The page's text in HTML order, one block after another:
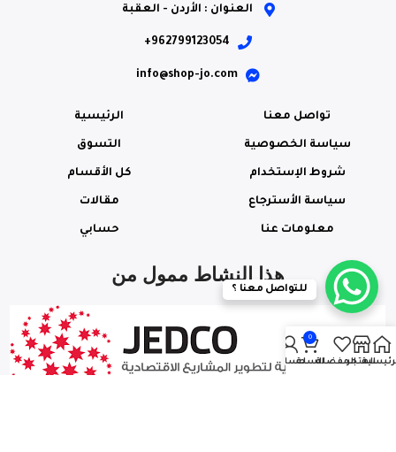
العنوان : الأردن - العقبة
962799123054+
info@shop-jo.com
تواصل معنا
سياسة الخصوصية
شروط الإستخدام
سياسة الأسترجاع
معلومات عنا
الرئيسية
التسوق
كل الأقسام
مقالات
حسابي
هذا النشاط ممول من
للتواصل معنا ؟
المتجرالمفضلة
0
السلةحسابي